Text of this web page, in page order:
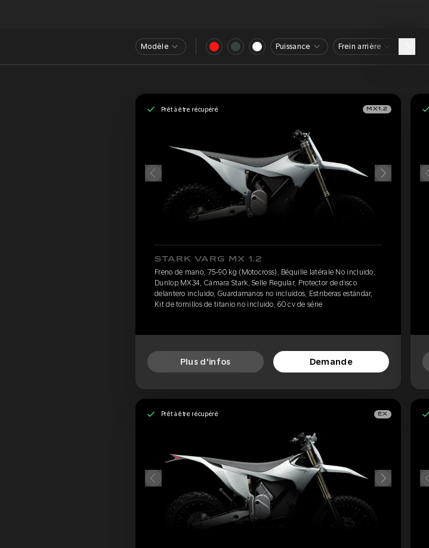
Modèle Puissance Frein arrière
Prêt à être récupéré MX1.2
STARK VARG MX 1.2
Freno de mano, 75-90 kg (Motocross), Béquille latérale No incluido,
Dunlop MX34, Cámara Stark, Selle Regular, Protector de disco
delantero incluido, Guardamanos no incluidos, Estriberas estándar,
Kit de tornillos de titanio no incluido, 60 cv de série
Plus d'infos Demande
Prêt à être récupéré EX